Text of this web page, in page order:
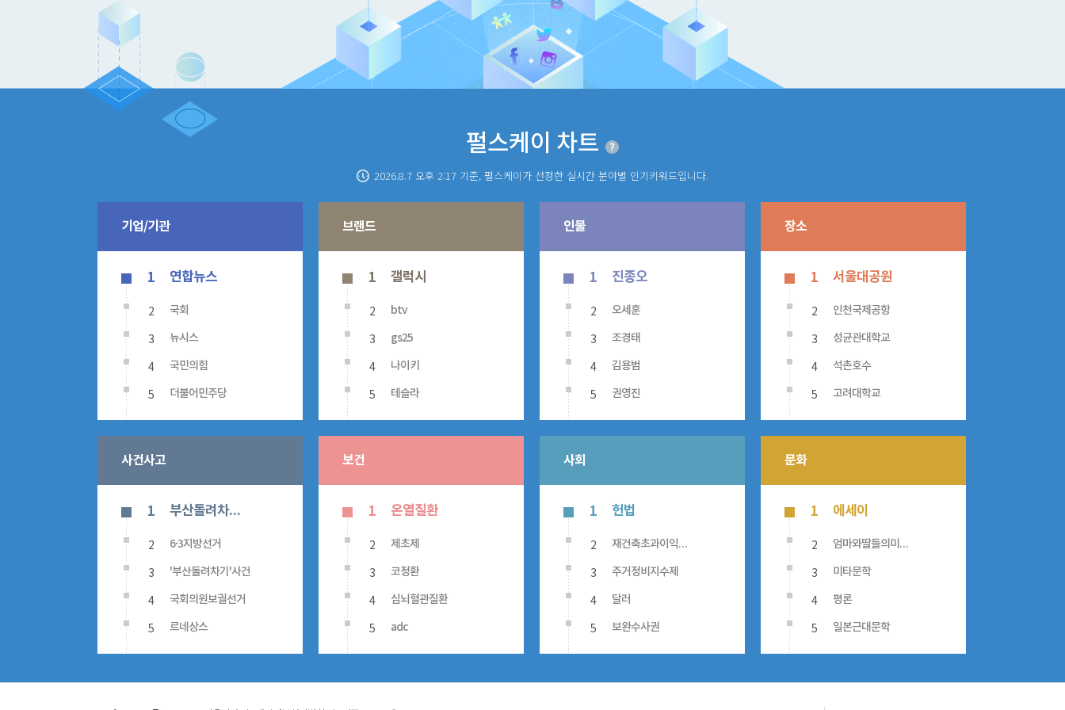
펄스케이 차트
2026.8.7 오후 2:17 기준, 펄스케이가 선정한 실시간 분야별 인기키워드입니다.
기업/기관
1 연합뉴스
2 국회
3 뉴시스
4 국민의힘
5 더불어민주당
브랜드
1 갤럭시
2 btv
3 gs25
4 나이키
5 테슬라
인물
1 진종오
2 오세훈
3 조경태
4 김용범
5 권영진
장소
1 서울대공원
2 인천국제공항
3 성균관대학교
4 석촌호수
5 고려대학교
사건사고
1 부산돌려차기사건
2 6·3지방선거
3 '부산돌려차기'사건
4 국회의원보궐선거
5 르네상스
보건
1 온열질환
2 제초제
3 코정환
4 심뇌혈관질환
5 adc
사회
1 헌법
2 재건축초과이익환수제
3 주거정비지수제
4 달러
5 보완수사권
문화
1 에세이
2 엄마와딸들의미친년의역사
3 미타문학
4 평론
5 일본근대문학